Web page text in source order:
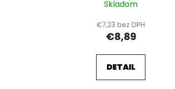
Skladom
€7,23 bez DPH
€8,89
DETAIL